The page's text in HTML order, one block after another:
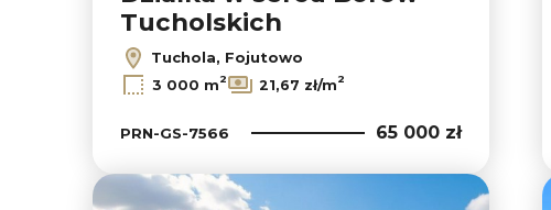
Tucholskich
Tuchola, Fojutowo
3 000 m2 21,67 zł/m2
PRN-GS-7566 65 000 zł